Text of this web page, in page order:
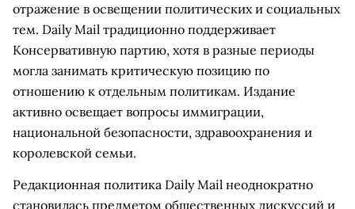
отражение в освещении политических и социальных
тем. Daily Mail традиционно поддерживает
Консервативную партию, хотя в разные периоды
могла занимать критическую позицию по
отношению к отдельным политикам. Издание
активно освещает вопросы иммиграции,
национальной безопасности, здравоохранения и
королевской семьи.
Редакционная политика Daily Mail неоднократно
становилась предметом общественных дискуссий и